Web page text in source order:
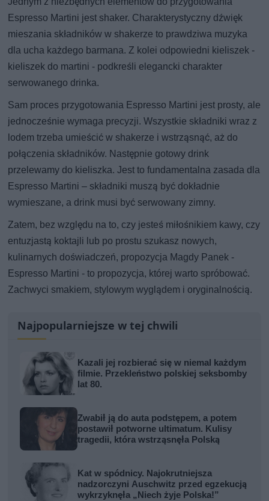
Espresso Martini jest shaker. Charakterystyczny dźwięk
mieszania składników w shakerze to prawdziwa muzyka
dla ucha każdego barmana. Z kolei odpowiedni kieliszek -
kieliszek do martini - podkreśli elegancki charakter
serwowanego drinka.
Sam proces przygotowania Espresso Martini jest prosty, ale
jednocześnie wymaga precyzji. Wszystkie składniki wraz z
lodem trzeba umieścić w shakerze i wstrząsnąć, aż do
połączenia składników. Następnie gotowy drink
przelewamy do kieliszka. Jest to fundamentalna zasada dla
Espresso Martini – składniki muszą być dokładnie
wymieszane, a drink musi być serwowany zimny.
Zatem, bez względu na to, czy jesteś miłośnikiem kawy, czy
entuzjastą koktajli lub po prostu szukasz nowych,
kulinarnych doświadczeń, propozycja Magdy Panek -
Espresso Martini - to propozycja, której warto spróbować.
Zachwyci smakiem, stylowym wyglądem i oryginalnością.
Najpopularniejsze w tej chwili
Kazali jej rozbierać się w niemal każdym
filmie. Przekleństwo polskiej seksbomby
lat 80.
Zwabił ją do auta podstępem, a potem
postawił potworne ultimatum. Kulisy
tragedii, która wstrząsnęła Polską
Kat w spódnicy. Najokrutniejsza
nadzorczyni Auschwitz przed egzekucją
wykrzyknęła „Niech żyje Polska!”